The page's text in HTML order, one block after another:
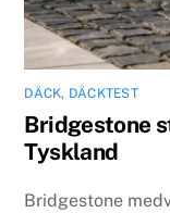
DÄCK, DÄCKTEST
Bridgestone
Tyskland
Bridgestone